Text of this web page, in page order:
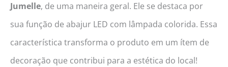
Jumelle, de uma maneira geral. Ele se destaca por
sua função de abajur LED com lâmpada colorida. Essa
característica transforma o produto em um ítem de
decoração que contribui para a estética do local!